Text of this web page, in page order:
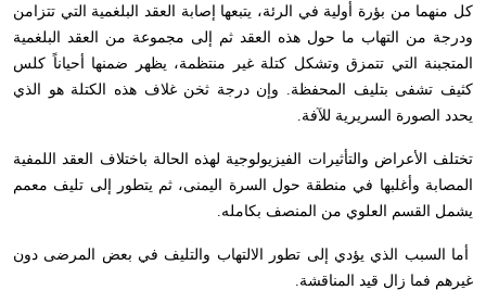
كل منهما من بؤرة أولية في الرئة، يتبعها إصابة العقد البلغمية التي تتزامن
ودرجة من التهاب ما حول هذه العقد ثم إلى مجموعة من العقد البلغمية
المتجبنة التي تتمزق وتشكل كتلة غير منتظمة، يظهر ضمنها أحياناً كلس
كثيف تشفى بتليف المحفظة. وإن درجة ثخن غلاف هذه الكتلة هو الذي
يحدد الصورة السريرية للآفة.
تختلف الأعراض والتأثيرات الفيزيولوجية لهذه الحالة باختلاف العقد اللمفية
المصابة وأغلبها في منطقة حول السرة اليمنى، ثم يتطور إلى تليف معمم
يشمل القسم العلوي من المنصف بكامله.
أما السبب الذي يؤدي إلى تطور الالتهاب والتليف في بعض المرضى دون
غيرهم فما زال قيد المناقشة.